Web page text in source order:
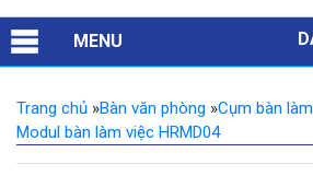
MENU
Trang chủ »Bàn văn phòng »Cụm bàn
Modul bàn làm việc HRMD04